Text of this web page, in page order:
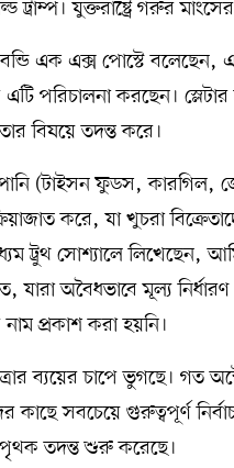
ট্রাম্প। যুক্তরাষ্ট্রে গরুর
বন্ডি এক এক্স পোস্টে বলেছেন,
পরিচালনা করছেন। স্লেটার
বিষয়ে তদন্ত করে।
(টাইসন ফুডস,
করে, যা খুচরা
ট্রুথ সোশ্যালে লিখেছেন,
যারা অবৈধভাবে মূল্য
নাম প্রকাশ করা হয়নি।
ব্যয়ের চাপে ভুগছে। গত
কাছে সবচেয়ে গুরুত্বপূর্ণ
তদন্ত শুরু করেছে।